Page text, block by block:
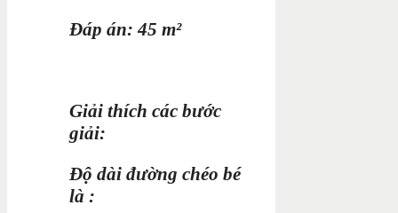
Đáp án: 45 m²
Giải thích các bước
giải:
Độ dài đường chéo bé
là :